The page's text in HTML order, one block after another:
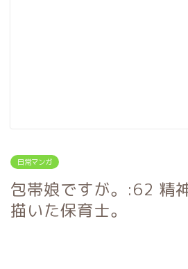
日常マンガ
包帯娘ですが。:62 精
描いた保育士。